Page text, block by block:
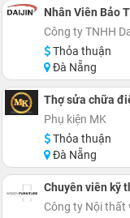
Nhân Viên Bảo
Công ty TNHH
Thỏa thuận
Đà Nẵng
Thợ sửa chữa
Phụ kiện MK
Thỏa thuận
Đà Nẵng
Chuyên viên kỹ
Công ty Nội thất